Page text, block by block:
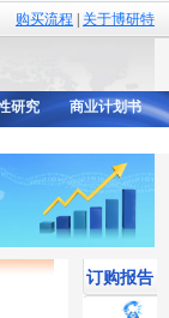
关于博研特
购买流程
研究
商业计划书
订购报告